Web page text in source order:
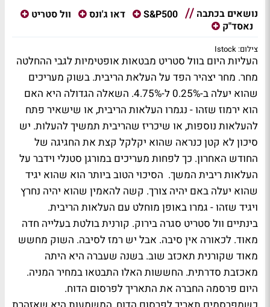
נושאים בכתבה S&P500 דאו ג'ונס
וול סטריט
נאסד"ק
צילום: Istock
העליות היום בוול סטריט מבטאות אופטימיות לגבי ההחלטה
מחר. מחר יצהיר הפד על העלאת הריבית. בשוק מעריכים
שהוא יעלה ב-0.25% ל-4.75%. השאלה הגדולה היא האם
הוא ירמוז שזהו - נגמרו העלאות הריבית, או שישאיר פתח
להעלאות נוספות, או שיכריז שהריבית תמשיך להעלות. יש
סיכון לא קטן כנראה שהוא יקלקל קצת את החגיגה של
החודש האחרון. כך לפחות מעריכים במורגן סטנלי וידבר על
העלאות ריבית המשך. הסיכוי הטוב ביותר הוא שהוא יגיד
שהוא יעלה באם יהיה צורך. קשה להאמין שהוא יהיה נחרץ
ויגיד שזהו - גמרו באופן מוחלט עם העלאות הריבית.
בינתיים וול סטריט סגרה בירוק. קורנית בולטת בעלייה חדה
מאוד. לכאורה אין סיבה. אבל יש רמז לסיבה. השוק מחשש
מאוד שקורנית תאכזב שוב. בשנה שעברה היא היתה
מאכזבת סדרתית. החששות האלו התבטאו במחיר המניה.
היום פרסמה החברה את התאריך לפרסום הדוח.